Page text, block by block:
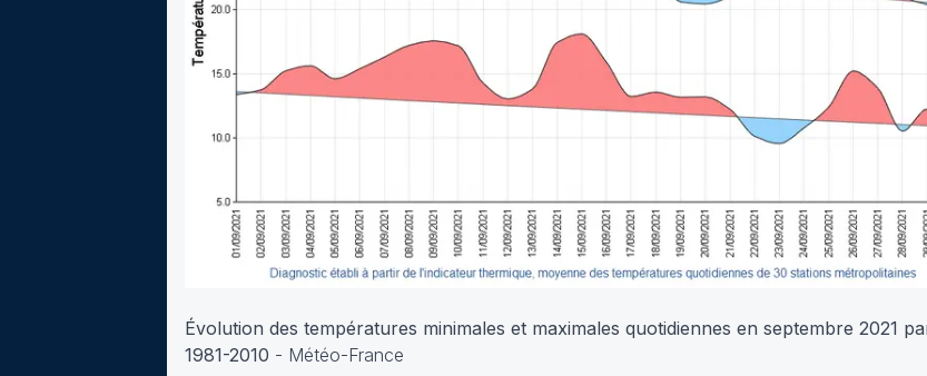
Évolution des températures minimales et maximales quotidiennes en septembre 2021
1981-2010 - Météo-France